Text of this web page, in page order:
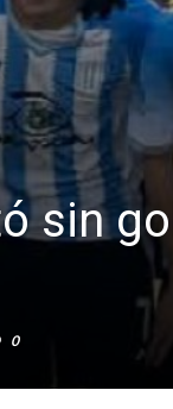
de recolección
el Clausura con
sin
0